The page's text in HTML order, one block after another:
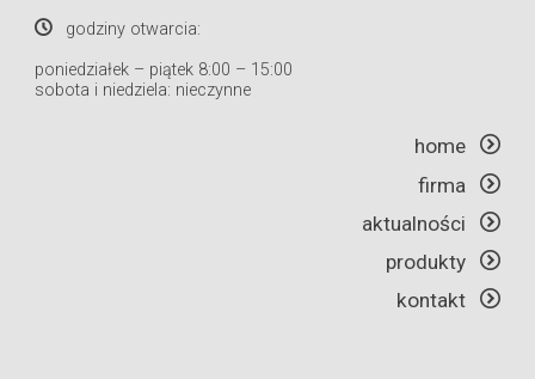
godziny otwarcia:
poniedziałek – piątek 8:00 – 15:00
sobota i niedziela: nieczynne
home
firma
aktualności
produkty
kontakt